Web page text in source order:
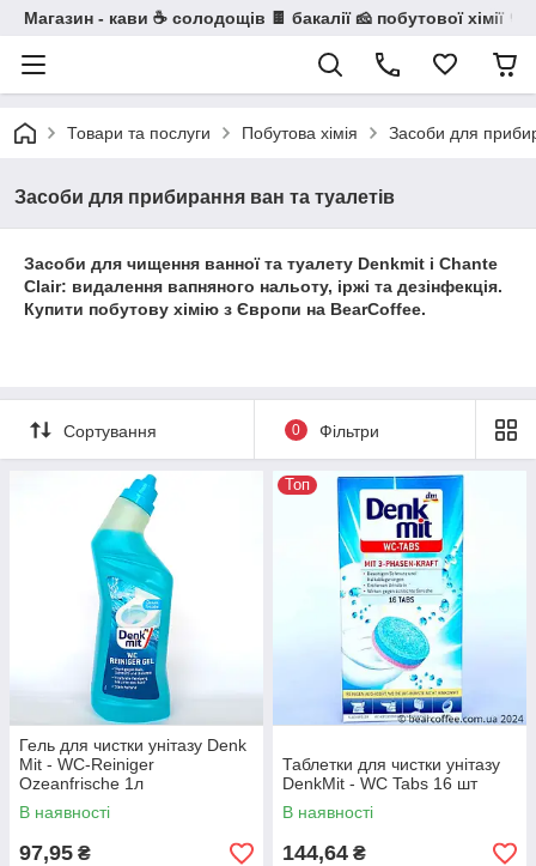
Магазин - кави ☕ солодощів 🍫 бакалії 🧀 побутової хімії 🧼
Товари та послуги Побутова хімія Засоби для
Засоби для прибирання ван та туалетів
Засоби для чищення ванної та туалету Denkmit і Chante
Clair: видалення вапняного нальоту, іржі та дезінфекція.
Купити побутову хімію з Європи на BearCoffee.
Сортування 0 Фільтри
Гель для чистки унітазу Denk
Mit - WC-Reiniger
Ozeanfrische 1л
В наявності
97,95 ₴
Топ
Таблетки для чистки унітазу
DenkMit - WC Tabs 16 шт
В наявності
144,64 ₴